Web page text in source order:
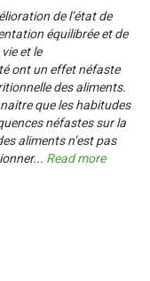
de l’état de
équilibrée et de
et le
ont un effet néfaste
des aliments.
que les habitudes
néfastes sur la
aliments n’est pas
... Read more